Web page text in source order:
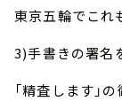
東京五輪でこれ
3)手書きの署名
「精査します」